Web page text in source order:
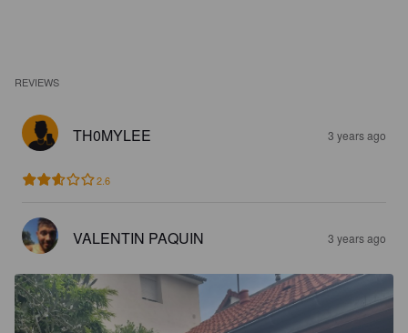
REVIEWS
TH0MYLEE 3 years ago
2.6
VALENTIN PAQUIN 3 years ago